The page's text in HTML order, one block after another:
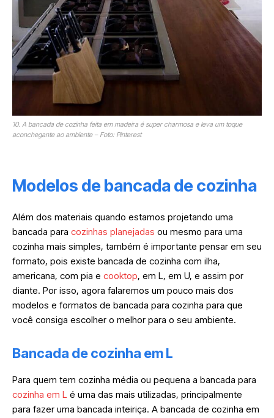
10. A bancada de cozinha feita em madeira é super charmosa e leva um toque
aconchegante ao ambiente – Foto: Pinterest
Modelos de bancada de cozinha
Além dos materiais quando estamos projetando uma
bancada para cozinhas planejadas ou mesmo para uma
cozinha mais simples, também é importante pensar em seu
formato, pois existe bancada de cozinha com ilha,
americana, com pia e cooktop, em L, em U, e assim por
diante. Por isso, agora falaremos um pouco mais dos
modelos e formatos de bancada para cozinha para que
você consiga escolher o melhor para o seu ambiente.
Bancada de cozinha em L
Para quem tem cozinha média ou pequena a bancada para
cozinha em L é uma das mais utilizadas, principalmente
para fazer uma bancada inteiriça. A bancada de cozinha em